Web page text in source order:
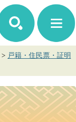
> 戸籍・住民票・証明